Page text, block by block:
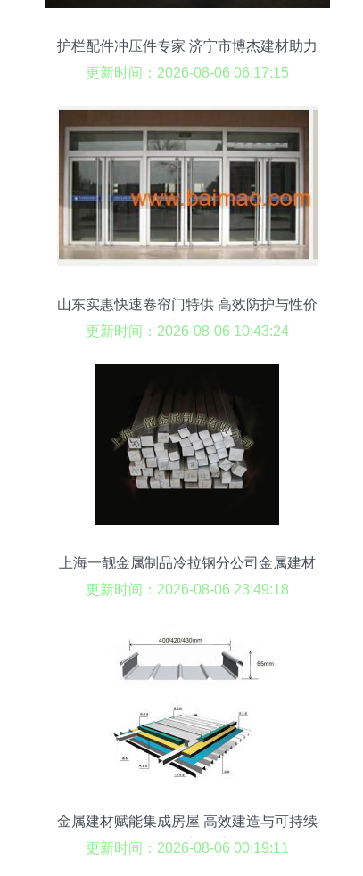
护栏配件冲压件专家 济宁市博杰建材助力
金属建材高品质发展
更新时间：2026-08-06 06:17:15
山东实惠快速卷帘门特供 高效防护与性价
比之选
更新时间：2026-08-06 10:43:24
上海一靓金属制品冷拉钢分公司金属建材
产品列表
更新时间：2026-08-06 23:49:18
金属建材赋能集成房屋 高效建造与可持续
发展的新趋势
更新时间：2026-08-06 00:19:11